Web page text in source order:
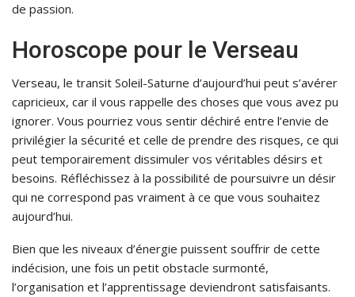
de passion.
Horoscope pour le Verseau
Verseau, le transit Soleil-Saturne d’aujourd’hui peut s’avérer
capricieux, car il vous rappelle des choses que vous avez pu
ignorer. Vous pourriez vous sentir déchiré entre l’envie de
privilégier la sécurité et celle de prendre des risques, ce qui
peut temporairement dissimuler vos véritables désirs et
besoins. Réfléchissez à la possibilité de poursuivre un désir
qui ne correspond pas vraiment à ce que vous souhaitez
aujourd’hui.
Bien que les niveaux d’énergie puissent souffrir de cette
indécision, une fois un petit obstacle surmonté,
l’organisation et l’apprentissage deviendront satisfaisants.